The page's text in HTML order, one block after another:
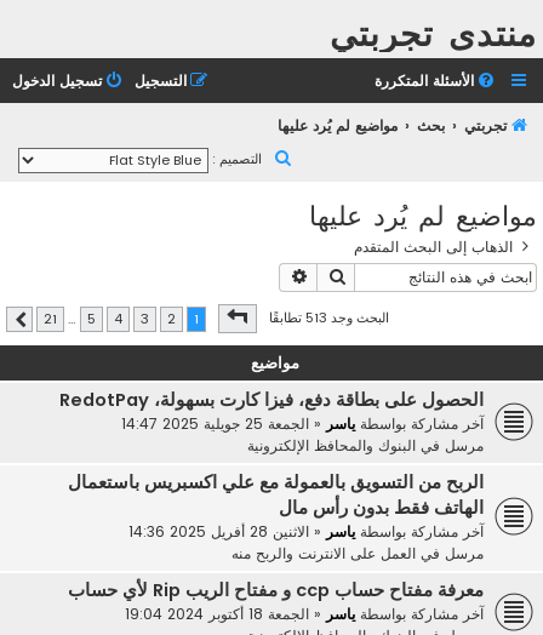
منتدى تجربتي
الأسئلة المتكررة تسجيل الدخول التسجيل
تجربتي بحث مواضيع لم يُرد عليها
التصميم :
ب
مواضيع لم يُرد عليها
الذهاب إلى البحث المتقدم
بحث
البحث وجد 513 تطابقًا صفحة1 من21
2
3
4
5
…
21 التالي
مواضيع
الحصول على بطاقة دفع، فيزا كارت بسهولة، RedotPay
آخر مشاركة بواسطة ياسر« الجمعة 25 جويلية 2025 14:47
مرسل في البنوك والمحافظ الإلكترونية
الربح من التسويق بالعمولة مع علي اكسبريس باستعمال
الهاتف فقط بدون رأس مال
آخر مشاركة بواسطة ياسر« الاثنين 28 أفريل 2025 14:36
مرسل في العمل على الانترنت والربح منه
معرفة مفتاح حساب ccp و مفتاح الريب Rip لأي حساب
آخر مشاركة بواسطة ياسر« الجمعة 18 أكتوبر 2024 19:04